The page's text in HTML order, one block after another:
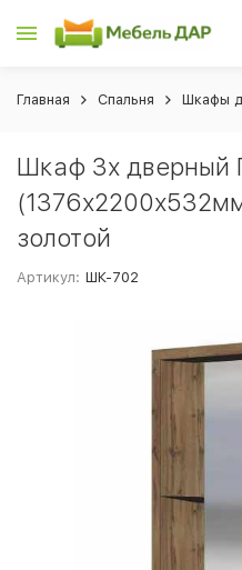
Главная Спальня Шкафы
Шкаф 3х дверный
золотой
Артикул: ШК-702